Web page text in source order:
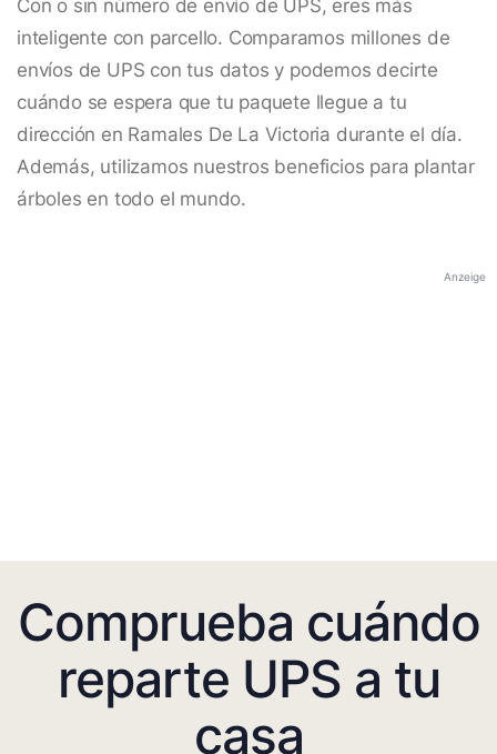
Con o sin número de envío de UPS, eres más
inteligente con parcello. Comparamos millones de
envíos de UPS con tus datos y podemos decirte
cuándo se espera que tu paquete llegue a tu
dirección en Ramales De La Victoria durante el día.
Además, utilizamos nuestros beneficios para plantar
árboles en todo el mundo.
Anzeige
Comprueba cuándo
reparte UPS a tu
casa